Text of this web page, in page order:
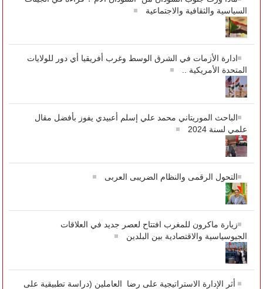
السياسية والثقافية والاجتماعية
ادارة الأزمات في الشرق الوسط وغرب أفريقيا أي دور للولايات
المتحدة الأمريكية ..
الباحث الموريتاني محمد علي إسلم أعبيدي يفوز بأفضل مقال
علمي لسنة 2024
التحول الرقمى والنظام الضريبى العربى
زيارة ماكرون للمغرب افتتاح لعصر جديد في العلاقات
الجيوسياسية والاقتصادية بين البلدين
أثر الإدارة الاستراتيجية على رضا العاملين (دراسة تطبيقية على